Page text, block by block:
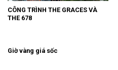
CÔNG TRÌNH THE GRACES VÀ
THE 678
Giờ vàng giá sốc